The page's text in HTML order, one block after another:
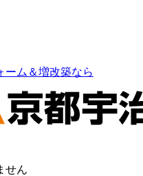
ーム＆増改築なら
せん